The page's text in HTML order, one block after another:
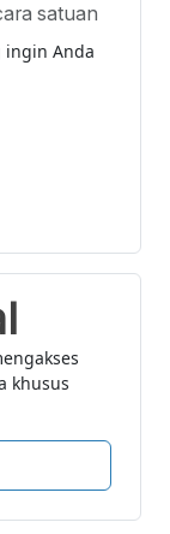
satuan
ingin Anda
khusus